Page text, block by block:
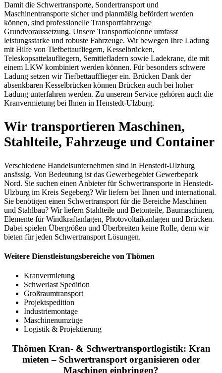
Damit die Schwertransporte, Sondertransport und
Maschinentransporte sicher und planmäßig befördert werden
können, sind professionelle Transportfahrzeuge
Grundvoraussetzung. Unsere Transportkolonne umfasst
leistungsstarke und robuste Fahrzeuge. Wir bewegen Ihre Ladung
mit Hilfe von Tiefbettaufliegern, Kesselbrücken,
Teleskopsattelaufliegern, Semitiefladern sowie Ladekrane, die mit
einem LKW kombiniert werden können. Für besonders schwere
Ladung setzen wir Tiefbettaufflieger ein. Brücken Dank der
absenkbaren Kesselbrücken können Brücken auch bei hoher
Ladung unterfahren werden. Zu unserem Service gehören auch die
Kranvermietung bei Ihnen in Henstedt-Ulzburg.
Wir transportieren Maschinen,
Stahlteile, Fahrzeuge und Container
Verschiedene Handelsunternehmen sind in Henstedt-Ulzburg
ansässig. Von Bedeutung ist das Gewerbegebiet Gewerbepark
Nord. Sie suchen einen Anbieter für Schwertransporte in Henstedt-
Ulzburg im Kreis Segeberg? Wir liefern bei Ihnen und international.
Sie benötigen einen Schwertransport für die Bereiche Maschinen
und Stahlbau? Wir liefern Stahlteile und Betonteile, Baumaschinen,
Elemente für Windkraftanlagen, Photovoltaikanlagen und Brücken.
Dabei spielen Übergrößen und Überbreiten keine Rolle, denn wir
bieten für jeden Schwertransport Lösungen.
Weitere Dienstleistungsbereiche von Thömen
Kranvermietung
Schwerlast Spedition
Großraumtransport
Projektspedition
Industriemontage
Maschinenumzüge
Logistik & Projektierung
Thömen Kran- & Schwertransportlogistik: Kran
mieten – Schwertransport organisieren oder
Maschinen einbringen?